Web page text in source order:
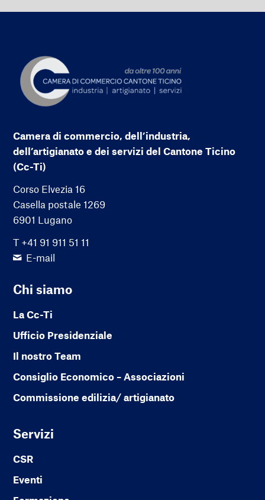
Camera di commercio, dell’industria,
dell’artigianato e dei servizi del Cantone Ticino
(Cc-Ti)
Corso Elvezia 16
Casella postale 1269
6901 Lugano
T +41 91 911 51 11
E-mail
Chi siamo
La Cc-Ti
Ufficio Presidenziale
Il nostro Team
Consiglio Economico – Associazioni
Commissione edilizia/ artigianato
Servizi
CSR
Eventi